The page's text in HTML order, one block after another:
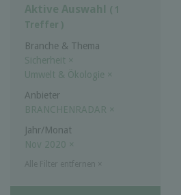
Aktive Auswahl ( 1
Treffer )
Branche & Thema
Sicherheit ×
Umwelt & Ökologie ×
Anbieter
BRANCHENRADAR ×
Jahr/Monat
Nov 2020 ×